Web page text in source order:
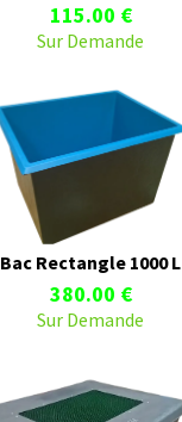
115.00 €
Sur Demande
Bac Rectangle 1000 L
380.00 €
Sur Demande